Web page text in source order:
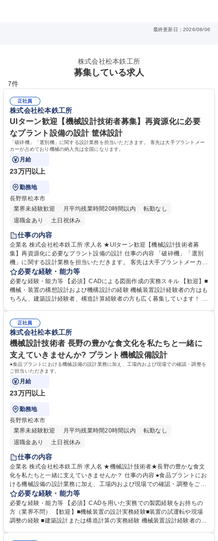
最終更新日：2026/08/06
株式会社松本鉄工所
募集している求人
7件
正社員
株式会社松本鉄工所
UIターン歓迎【機械設計技術者募集】再資源化に必要
なプラント設備の設計 筐体設計
「破砕機」「選別機」に関する設計業務を担当いただきます。 客先は大手プラントメー
カーが占めており機械の納入先は全国になります。
月給
23万円以上
勤務地
長野県松本市
業界未経験歓迎
月平均残業時間20時間以内
転勤なし
退職金あり
土日祝休み
仕事の内容
企業名 株式会社松本鉄工所 求人名 ★UIターン歓迎【機械設計技術者募
集】再資源化に必要なプラント設備の設計 仕事の内容 「破砕機」「選別
機」に関する設計業務を担当いただきます。 客先は大手プラントメーカー
が占めており機械の納入先は全国になります。 先輩の指導のもと、不明な
点については一から学べます。 ・業務の変更範囲：当社の有する事業全般
募集職種 ★UIターン歓迎【機械設計技術者募集】再資源化に必要なプラン
ト設備の設計
必要な経験・能力等
必要な経験・能力等 【必須】CADによる図面作成の実務スキル 【歓迎】■
機械・装置の構想設計および機構設計の経験 機械装置設計経験者の方はも
ちろん、建築設計経験者、構造計算経験者の方も広く募集しています！ ●
正社員
株式会社松本鉄工所
機械設計技術者 長野の豊かな食文化を私たちと一緒に
支えていきませんか? プラント機械設備設計
●食品プラントにおける機械設備の設計業務に加え、工場内および現場での確認・調整を
ご担当いただきます。
月給
23万円以上
勤務地
長野県松本市
業界未経験歓迎
月平均残業時間20時間以内
転勤なし
退職金あり
土日祝休み
仕事の内容
企業名 株式会社松本鉄工所 求人名 ★機械設計技術者★長野の豊かな食文
化を私たちと一緒に支えていきませんか？ 仕事の内容 ●食品プラントにお
ける機械設備の設計業務に加え、工場内および現場での確認・調整をご担
当いただきます。 顧客の要望に応じて、新規設計案件および既存設備の改
修案件に携わっていただきます。 建築設計や構造計算のご経験をお持ちの
方も、これまでのスキルを活かしてご活躍いただけます。 ※建物の改変を
伴う業務は含まない 募集職種 ★機械設計技術者★長野の豊かな食文化を
必要な経験・能力等
必要な経験・能力等 【必須】CADを用いた実務での製図経験をお持ちの
方（業界不問） 【歓迎】■機械装置の設計実務経験■装置の試運転や現場
調整の経験 ■建築設計または構造計算の実務経験 機械装置設計経験者の方